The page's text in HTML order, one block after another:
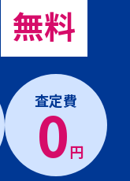
無料
査定費
0円